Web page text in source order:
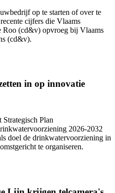
op te starten of over te
cijfers die Vlaams
Roo (cd&v) opvroeg bij Vlaams
(cd&v).
in op innovatie
Plan
2026-2032
doel de drinkwatervoorziening in
te organiseren.